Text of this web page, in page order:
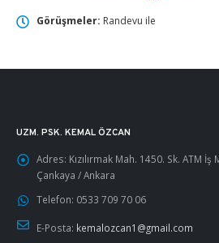
Görüşmeler: Randevu ile
UZM. PSK. KEMAL ÖZCAN
Adres: Kızılırmak Mah. 1450. Sk. ATM
Çankaya / Ankara
Telefon: 0533 709 70 06
E-Posta: kemalozcan1@gmail.com